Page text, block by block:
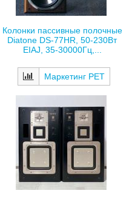
Колонки пассивные полочные
Diatone DS-77HR, 50-230Вт
EIAJ, 35-30000Гц,...
Маркетинг РЕТ